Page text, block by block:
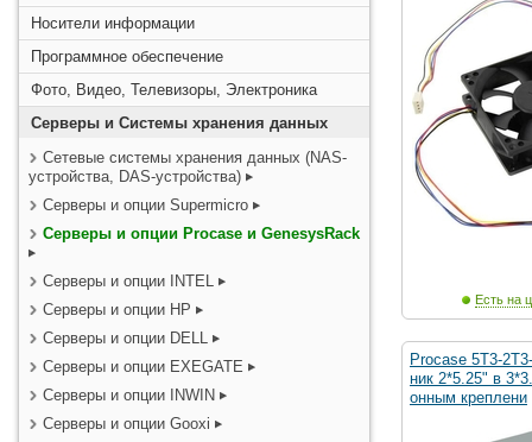
Носители информации
Программное обеспечение
Фото, Видео, Телевизоры, Электроника
Серверы и Системы хранения данных
Сетевые системы хранения данных (NAS-
устройства, DAS-устройства)
Серверы и опции Supermicro
Серверы и опции Procase и GenesysRack
Серверы и опции INTEL
Серверы и опции HP
Серверы и опции DELL
Серверы и опции EXEGATE
Серверы и опции INWIN
Серверы и опции Gooxi
Есть на
Procase 5T3-
ник 2*5.25" в
онным креплени